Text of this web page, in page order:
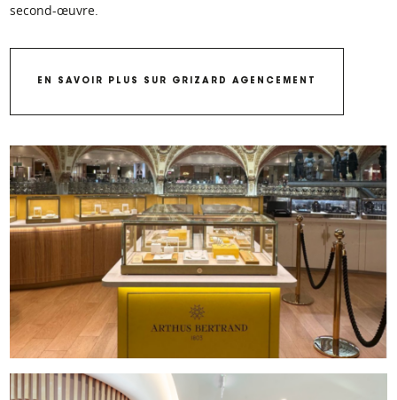
second-œuvre.
EN SAVOIR PLUS SUR GRIZARD AGENCEMENT
Nos
dernières
réalisations